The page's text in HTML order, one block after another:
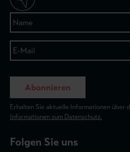
Abonnieren
Erhalten Sie aktuelle Informationen über
Informationen zum Datenschutz.
Folgen Sie uns